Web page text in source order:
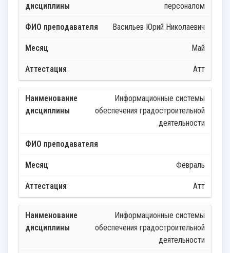
персоналом
Васильев Юрий Николаевич
Май
Атт
Информационные системы
обеспечения градостроительной
деятельности
Февраль
Атт
Информационные системы
обеспечения градостроительной
деятельности